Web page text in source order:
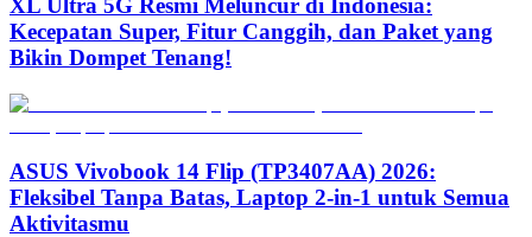
XL Ultra 5G Resmi Meluncur di Indonesia:
Kecepatan Super, Fitur Canggih, dan Paket yang
Bikin Dompet Tenang!
ASUS Vivobook 14 Flip (TP3407AA) 2026:
Fleksibel Tanpa Batas, Laptop 2-in-1 untuk Semua
Aktivitasmu